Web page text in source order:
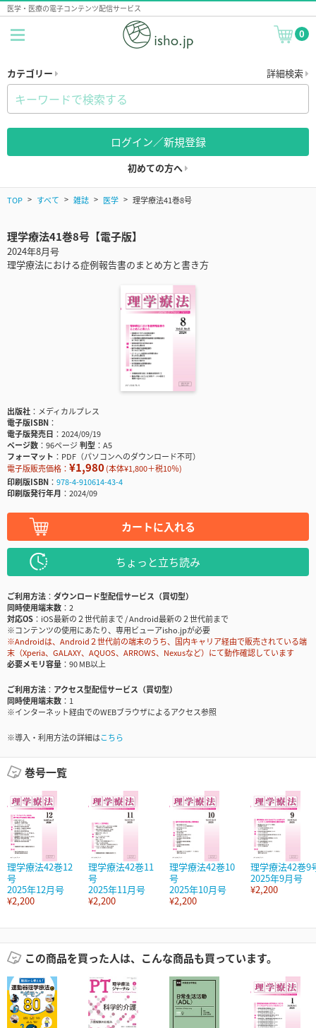
医学・医療の電子コンテンツ配信サービス
0
カテゴリー 詳細検索
ログイン／新規登録
初めての方へ
TOP すべて 雑誌 医学 理学療法41巻8号
理学療法41巻8号【電子版】
2024年8月号
理学療法における症例報告書のまとめ方と書き方
出版社
メディカルプレス
電子版ISBN
電子版発売日
2024/09/19
ページ数
96ページ判型
A5
フォーマット
PDF（パソコンへのダウンロード不可）
電子版販売価格： ¥1,980(本体¥1,800＋税10％)
印刷版ISBN
978-4-910614-43-4
印刷版発行年月
2024/09
カートに入れる
ちょっと立ち読み
ご利用方法
ダウンロード型配信サービス（買切型）
同時使用端末数
2
対応OS
iOS最新の２世代前まで / Android最新の２世代前まで
※コンテンツの使用にあたり、専用ビューアisho.jpが必要
※Androidは、Android２世代前の端末のうち、国内キャリア経由で販売されている端
末（Xperia、GALAXY、AQUOS、ARROWS、Nexusなど）にて動作確認しています
必要メモリ容量
90 MB以上
ご利用方法
アクセス型配信サービス（買切型）
同時使用端末数
1
※インターネット経由でのWEBブラウザによるアクセス参照
※導入・利用方法の詳細はこちら
巻号一覧
理学療法42巻12
号
2025年12月号
¥2,200
理学療法42巻11
号
2025年11月号
¥2,200
理学療法42巻10
号
2025年10月号
¥2,200
理学療法42巻9
2025年9月号
¥2,200
この商品を買った人は、こんな商品も買っています。